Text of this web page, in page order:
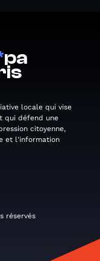
pa
locale qui vise
qui défend une
citoyenne,
et l'information
réservés